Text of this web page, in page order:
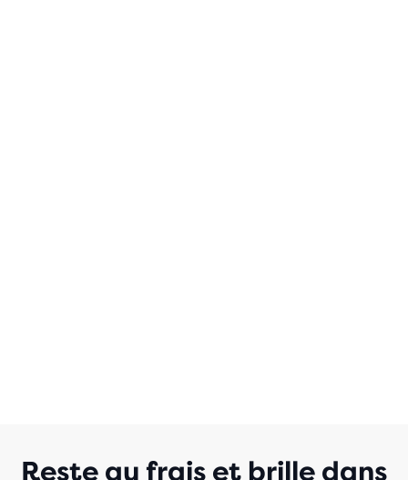
Reste au frais et brille dans